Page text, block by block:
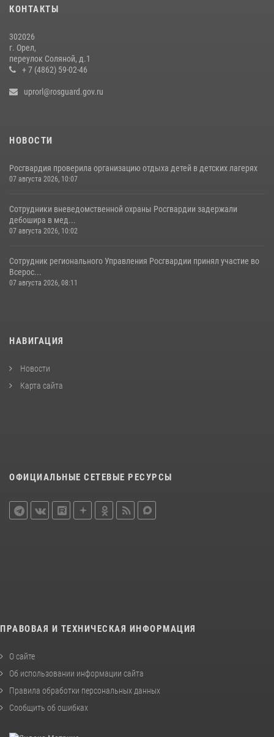
15 июля 2026, 14:49
КОНТАКТЫ
302026
г. Орел,
переулок Соляной, д.1
+ 7 (4862) 59-02-46
uprorl@rosguard.gov.ru
НОВОСТИ
Росгвардия проверила организацию отдыха детей в детских лагерях
07 августа 2026, 10:07
Сотрудники вневедомственной охраны Росгвардии задержали
дебошира в мед...
07 августа 2026, 10:02
Сотрудник регионального Управления Росгвардии принял участие во
Всерос...
07 августа 2026, 08:11
НАВИГАЦИЯ
Новости
Карта сайта
ОФИЦИАЛЬНЫЕ СЕТЕВЫЕ РЕСУРСЫ
ПРАВОВАЯ И ТЕХНИЧЕСКАЯ ИНФОРМАЦИЯ
О сайте
Об использовании информации сайта
Правила обработки персональных данных
Сообщить об ошибках